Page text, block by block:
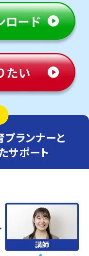
ランナーと
サポート